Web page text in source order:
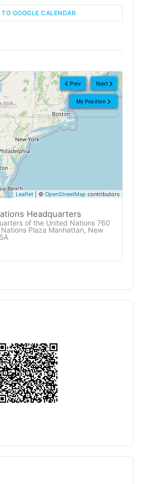
GOOGLE CALENDAR
Next
Prev
My Position
Leaflet | © OpenStreetMap contributors
Headquarters
of the United Nations 760
Plaza Manhattan, New